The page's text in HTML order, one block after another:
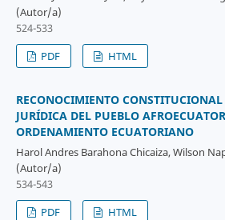
(Autor/a)
524-533
PDF
HTML
RECONOCIMIENTO
JURÍDICA DEL PUEBLO
ORDENAMIENTO ECUATORIANO
Harol Andres Barahona Chicaiza, Wilson
(Autor/a)
534-543
PDF
HTML